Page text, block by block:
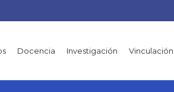
Docencia Investigación Vinculación